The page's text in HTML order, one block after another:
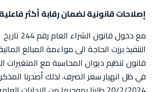
إصلاحات قانونية لضمان رقابة أكثر فاعلية
التنفيذ برزت الحاجة الى مواءمة المبالغ
قانون تنظيم ديوان المحاسبة مع المتغيرات